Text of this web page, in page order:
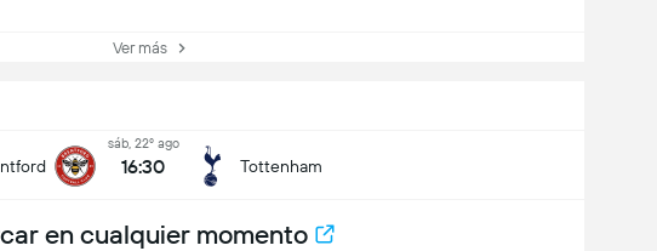
Ver más
sáb, 22º ago
16:30 Tottenham
en cualquier momento